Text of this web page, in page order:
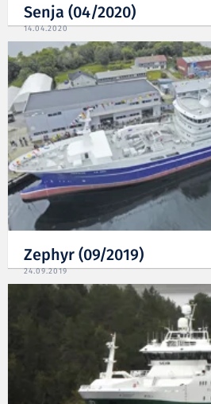
Senja (04/2020)
14.04.2020
Zephyr (09/2019)
24.09.2019